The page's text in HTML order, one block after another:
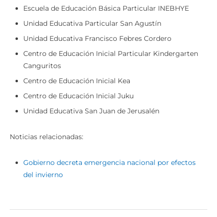
Escuela de Educación Básica Particular INEBHYE
Unidad Educativa Particular San Agustín
Unidad Educativa Francisco Febres Cordero
Centro de Educación Inicial Particular Kindergarten
Canguritos
Centro de Educación Inicial Kea
Centro de Educación Inicial Juku
Unidad Educativa San Juan de Jerusalén
Noticias relacionadas:
Gobierno decreta emergencia nacional por efectos
del invierno